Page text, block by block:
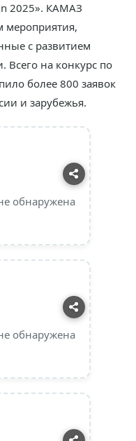
2025». КАМАЗ
мероприятия,
с развитием
Всего на конкурс по
более 800 заявок
и зарубежья.
обнаружена
обнаружена